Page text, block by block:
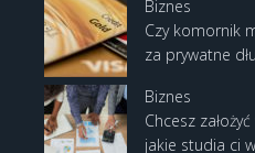
Biznes
Czy komornik
za prywatne
Biznes
Chcesz
jakie studia ci